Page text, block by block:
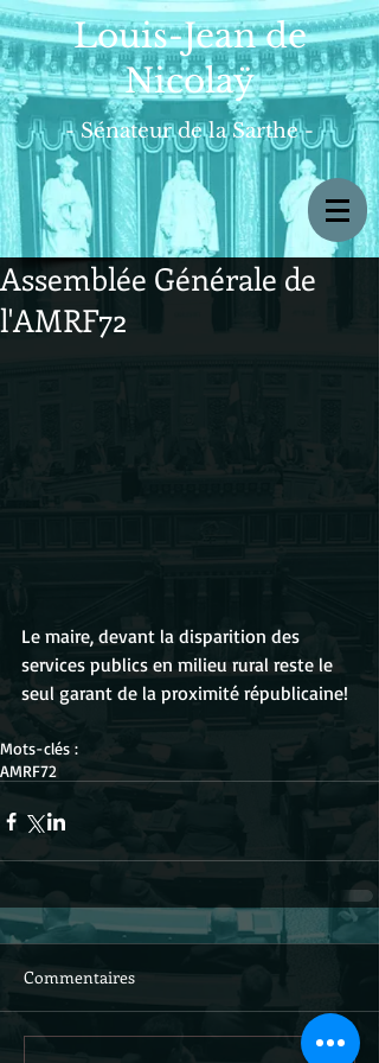
Louis-Jean de
Nicolaÿ
- Sénateur de la Sarthe -
Assemblée Générale de
l'AMRF72
Le maire, devant la disparition des
services publics en milieu rural reste le
seul garant de la proximité républicaine!
Mots-clés :
AMRF72
Commentaires